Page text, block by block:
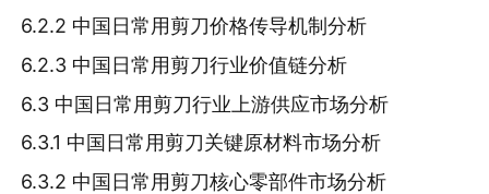
6.2.2 中国日常用剪刀价格传导机制分析
6.2.3 中国日常用剪刀行业价值链分析
6.3 中国日常用剪刀行业上游供应市场分析
6.3.1 中国日常用剪刀关键原材料市场分析
6.3.2 中国日常用剪刀核心零部件市场分析